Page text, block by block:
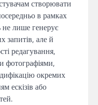
створювати
в рамках
лише генерує
запитів, але й
редагування,
фотографіями,
окремих
ескізів або